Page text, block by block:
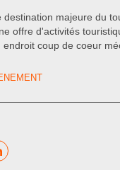
destination majeure du
offre d'activités
coup de coeur